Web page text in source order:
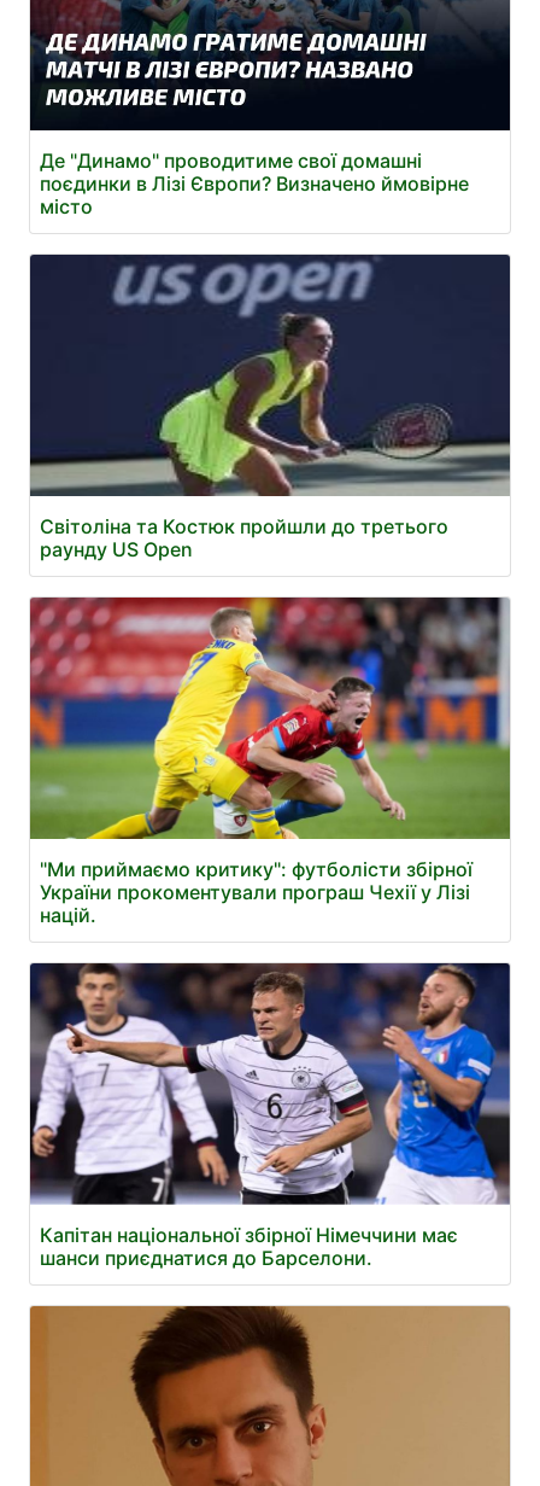
Де "Динамо" проводитиме свої домашні
поєдинки в Лізі Європи? Визначено ймовірне
місто
Світоліна та Костюк пройшли до третього
раунду US Open
"Ми приймаємо критику": футболісти збірної
України прокоментували програш Чехії у Лізі
націй.
Капітан національної збірної Німеччини має
шанси приєднатися до Барселони.